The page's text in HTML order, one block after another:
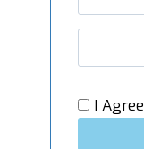
Menge
I